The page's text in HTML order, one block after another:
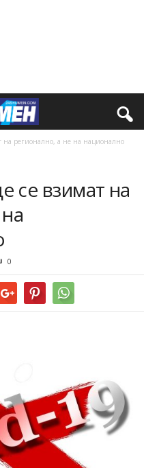
на регионално, а не на национално
се взимат на
0